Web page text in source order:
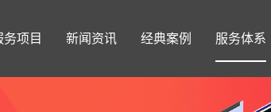
务项目 新闻资讯 经典案例 服务体系